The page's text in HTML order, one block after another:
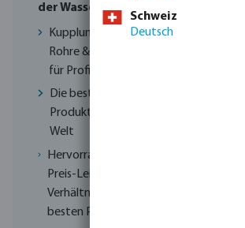
der Wassertechnik
Kupplungen,
Rohre & Pumpen
für Profis
Die besten
Produkte aus aller
Welt
Hervorragendes
Preis-Leistungs-
Verhältnis zu
besten Preisen
Schweiz
Deutsch